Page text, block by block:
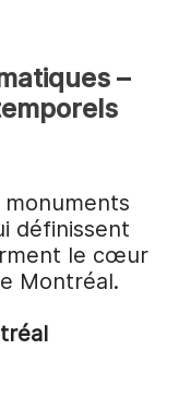
–
définissent
le cœur
Montréal.